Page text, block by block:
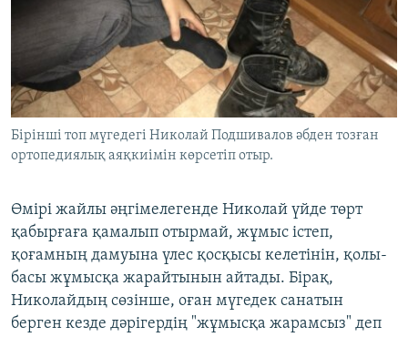
Бірінші топ мүгедегі Николай Подшивалов әбден тозған
ортопедиялық аяқкиімін көрсетіп отыр.
Өмірі жайлы әңгімелегенде Николай үйде төрт
қабырғаға қамалып отырмай, жұмыс істеп,
қоғамның дамуына үлес қосқысы келетінін, қолы-
басы жұмысқа жарайтынын айтады. Бірақ,
Николайдың сөзінше, оған мүгедек санатын
берген кезде дәрігердің "жұмысқа жарамсыз" деп